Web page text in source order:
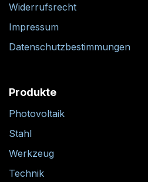
Widerrufsrecht
Impressum
Datenschutzbestimmungen
Produkte
Photovoltaik
Stahl
Werkzeug
Technik